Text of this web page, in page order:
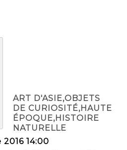
ART D'ASIE,OBJETS
DE CURIOSITÉ,HAUTE
ÉPOQUE,HISTOIRE
NATURELLE
14:00